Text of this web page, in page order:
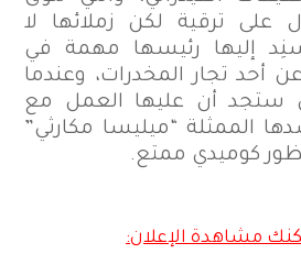
على ترقية لكن زملائها لا
إليها رئيسها مهمة في
تجار المخدرات، وعندما
أن عليها العمل مع
الممثلة “ميليسا مكارثي”
كوميدي ممتع.
مشاهدة الإعلان: